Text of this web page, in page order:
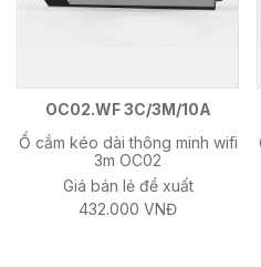
OC02.WF 3C/3M/10A
Ổ cắm kéo dài thông minh wifi
3m OC02
Giá bán lẻ đề xuất
432.000 VNĐ